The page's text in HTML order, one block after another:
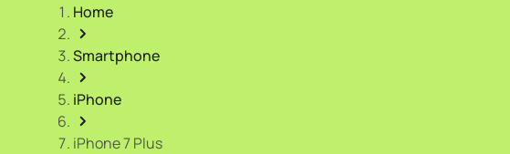
Home
Smartphone
iPhone
iPhone 7 Plus